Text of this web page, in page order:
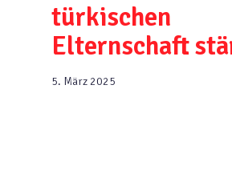
türkischen
Elternschaft
5. März 2025